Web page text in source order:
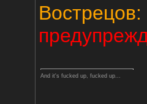
Вострецов:
And it's fucked up, fucked up...